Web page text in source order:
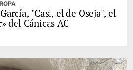
"Casi, el de Oseja", el
del Cánicas AC